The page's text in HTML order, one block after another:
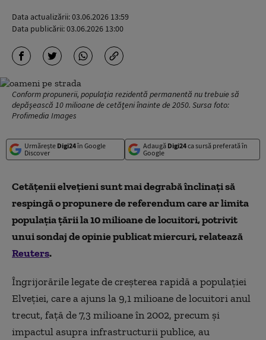
Data actualizării:03.06.2026 13:59
Data publicării:03.06.2026 13:00
Conform propunerii, populaţia rezidentă permanentă nu trebuie să
depăşească 10 milioane de cetăţeni înainte de 2050. Sursa foto:
Profimedia Images
Urmărește Digi24în Google
Discover
Adaugă Digi24ca sursă preferată în
Google
Cetățenii elvețieni sunt mai degrabă înclinați să
respingă o propunere de referendum care ar limita
populația țării la 10 milioane de locuitori, potrivit
unui sondaj de opinie publicat miercuri, relatează
Reuters.
Îngrijorările legate de creșterea rapidă a populației
Elveției, care a ajuns la 9,1 milioane de locuitori anul
trecut, față de 7,3 milioane în 2002, precum și
impactul asupra infrastructurii publice, au